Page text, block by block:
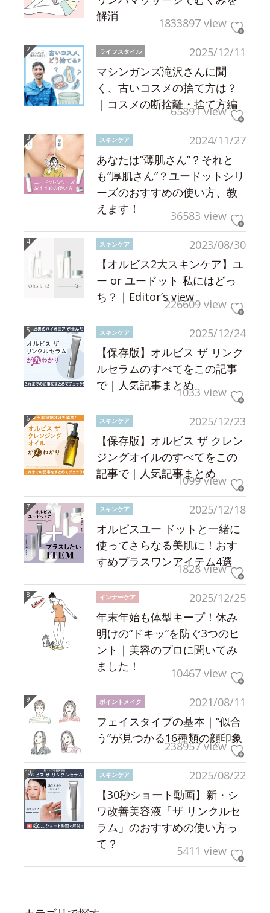
解消
1833897 view
2025/12/11
ライフスタイル
マシンガンズ滝沢さんに聞
く、古いコスメの捨て方は？
｜コスメの断捨離・捨て方編
65891 view
2024/11/27
スキンケア
あなたは“薄肌さん”？それと
も“厚肌さん”？ユードットシリ
ーズのおすすめの使い方、教
えます！
36583 view
2023/08/30
スキンケア
【オルビス2大スキンケア】ユ
ー or ユードット 私にはどっ
ち？｜Editor’s view226609 view
2025/12/24
スキンケア
【保存版】オルビス ザ リンク
ルセラムのすべてをこの記事
で｜人気記事まとめ1033 view
2025/12/23
スキンケア
【保存版】オルビス ザ クレン
ジングオイルのすべてをこの
記事で｜人気記事まとめ
1099 view
2025/12/18
スキンケア
オルビスユー ドットと一緒に
使ってさらなる美肌に！おす
すめプラスワンアイテム4選
1828 view
2025/12/25
インナーケア
年末年始も体型キープ！休み
明けの“ドキッ”を防ぐ3つのヒ
ント｜美容のプロに聞いてみ
ました！
10467 view
2021/08/11
ポイントメイク
フェイスタイプの基本｜“似合
う”が見つかる16種類の顔印象
238957 view
2025/08/22
スキンケア
【30秒ショート動画】新・シ
ワ改善美容液「ザ リンクルセ
ラム」のおすすめの使い方っ
て？
5411 view